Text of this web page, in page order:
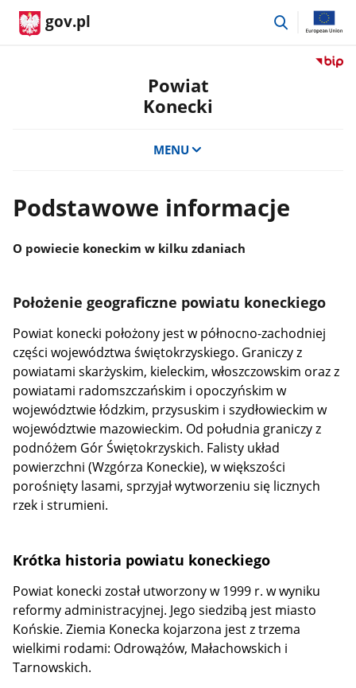
gov.pl
przejdź
Przejdź
Powiat
Konecki
MENU
Podstawowe informacje
O powiecie koneckim w kilku zdaniach
Położenie geograficzne powiatu koneckiego
Powiat konecki położony jest w północno-zachodniej
części województwa świętokrzyskiego. Graniczy z
powiatami skarżyskim, kieleckim, włoszczowskim oraz z
powiatami radomszczańskim i opoczyńskim w
województwie łódzkim, przysuskim i szydłowieckim w
województwie mazowieckim. Od południa graniczy z
podnóżem Gór Świętokrzyskich. Falisty układ
powierzchni (Wzgórza Koneckie), w większości
porośnięty lasami, sprzyjał wytworzeniu się licznych
rzek i strumieni.
Krótka historia powiatu koneckiego
Powiat konecki został utworzony w 1999 r. w wyniku
reformy administracyjnej. Jego siedzibą jest miasto
Końskie. Ziemia Konecka kojarzona jest z trzema
wielkimi rodami: Odrowążów, Małachowskich i
Tarnowskich.